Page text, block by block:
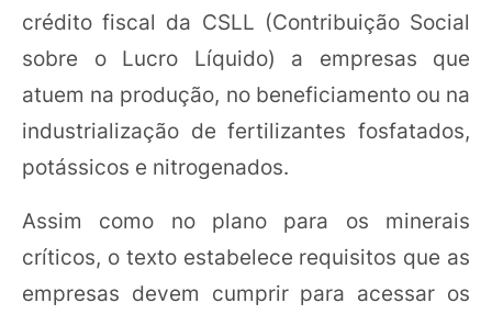
crédito fiscal da CSLL (Contribuição Social
sobre o Lucro Líquido) a empresas que
atuem na produção, no beneficiamento ou na
industrialização de fertilizantes fosfatados,
potássicos e nitrogenados.
Assim como no plano para os minerais
críticos, o texto estabelece requisitos que as
empresas devem cumprir para acessar os